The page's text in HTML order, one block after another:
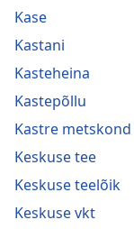
Kase
Kastani
Kasteheina
Kastepõllu
Kastre metskond
Keskuse tee
Keskuse teelõik
Keskuse vkt